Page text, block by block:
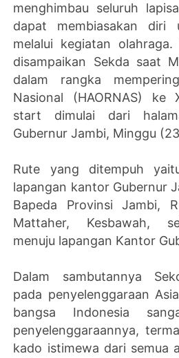
menghimbau seluruh
dapat membiasakan diri
melalui kegiatan
disampaikan Sekda saat
dalam rangka
Nasional (HAORNAS) ke
start dimulai dari
Gubernur Jambi, Minggu
Rute yang ditempuh
lapangan kantor Gubernur
Bapeda Provinsi Jambi,
Mattaher, Kesbawah,
menuju lapangan Kantor
Dalam sambutannya
pada penyelenggaraan
bangsa Indonesia
penyelenggaraannya,
kado istimewa dari semua